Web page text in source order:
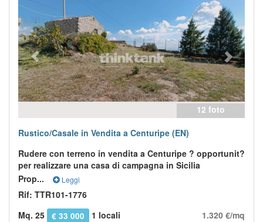
12 foto
Rustico/Casale in Vendita a Centuripe (EN)
Rudere con terreno in vendita a Centuripe ? opportunit?
per realizzare una casa di campagna in Sicilia
Prop...
Leggi
Rif: TTR101-1776
Mq. 25
€ 33 000 1 locali 1.320 €/mq